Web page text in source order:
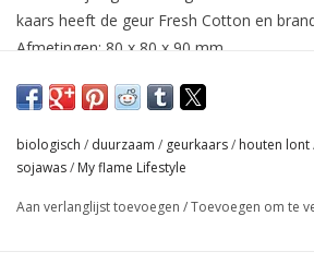
kaars heeft de geur Fresh Cotton en
Afmetingen: 80 x 80 x 90 mm.
Deze geurkaars heeft een natuurlijke
lont op de juiste lengte afgeknipt en u
trimmen. Bij het uitblazen van de kaars
maar weinig rook van de lont zal
biologisch / duurzaam / geurkaars/ houten lont
sojawas/ My flame Lifestyle
Aan verlanglijst toevoegen /Toevoegen om te